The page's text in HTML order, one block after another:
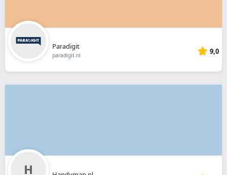
Paradigit
paradigit.nl 9,0